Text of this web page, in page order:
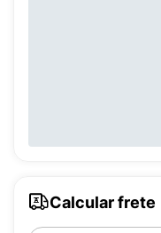
Calcular frete